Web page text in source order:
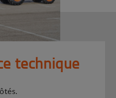
technique